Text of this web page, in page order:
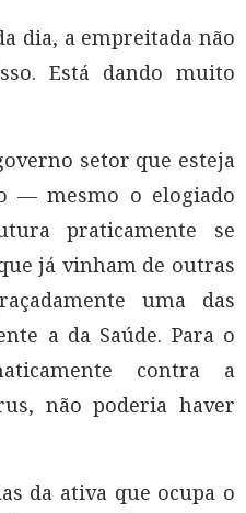
dia, a empreitada não
Está dando muito
setor que esteja
— mesmo o elogiado
praticamente se
já vinham de outras
uma das
a da Saúde. Para o
contra a
não poderia haver
da ativa que ocupa o